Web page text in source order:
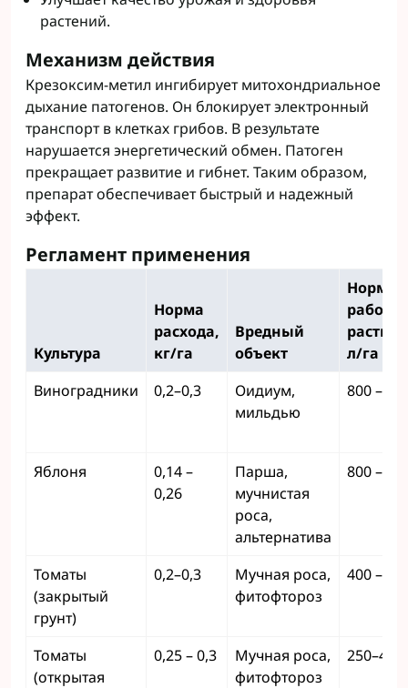
растений.
Механизм действия
Крезоксим-метил ингибирует митохондриальное
дыхание патогенов. Он блокирует электронный
транспорт в клетках грибов. В результате
нарушается энергетический обмен. Патоген
прекращает развитие и гибнет. Таким образом,
препарат обеспечивает быстрый и надежный
эффект.
Регламент применения
Культура
Норма
расхода,
кг/га
Вредный
объект
Норма
л/га
Виноградники
0,2–0,3
Оидиум,
мильдью
800 –
Яблоня
0,14 –
0,26
Парша,
мучнистая
роса,
альтернатива
800 –
Томаты
(закрытый
грунт)
0,2–0,3
Мучная роса,
фитофтороз
400 –
Томаты
(открытая
0,25 – 0,3
Мучная роса,
фитофтороз
250–400